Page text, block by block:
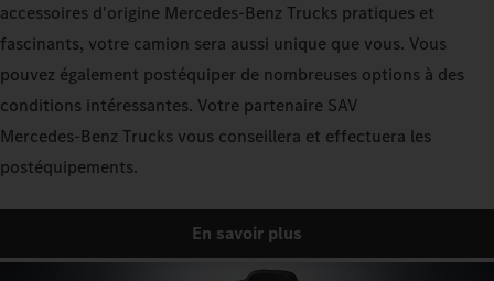
accessoires d'origine Mercedes‑Benz Trucks pratiques et
fascinants, votre camion sera aussi unique que vous. Vous
pouvez également postéquiper de nombreuses options à des
conditions intéressantes. Votre partenaire SAV
Mercedes‑Benz Trucks vous conseillera et effectuera les
postéquipements.
En savoir plus